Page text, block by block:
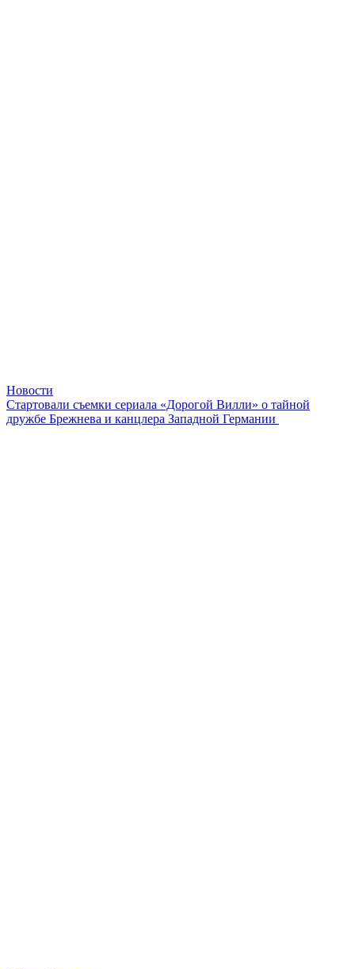
Новости
Стартовали съемки сериала «Дорогой Вилли» о тайной
дружбе Брежнева и канцлера Западной Германии